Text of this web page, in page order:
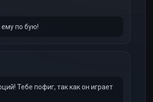
по бую!
Тебе пофиг, так как он играет